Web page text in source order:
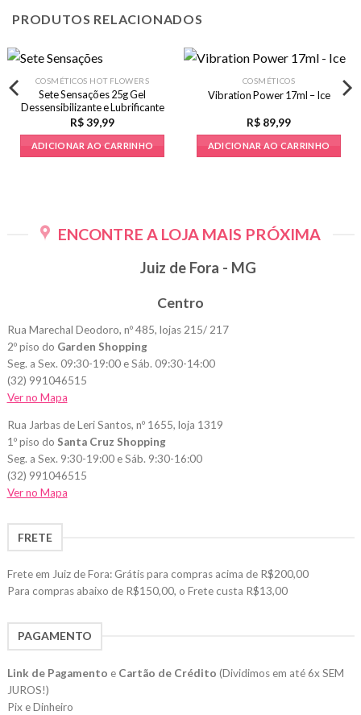
PRODUTOS RELACIONADOS
COSMÉTICOS HOT FLOWERS
Sete Sensações 25g Gel
Dessensibilizante e Lubrificante
R$39,99
ADICIONAR AO CARRINHO
COSMÉTICOS
Vibration Power 17ml – Ice
R$ 89,99
ADICIONAR AO CARRINHO
ENCONTRE A LOJA MAIS PRÓXIMA
Juiz de Fora - MG
Centro
Rua Marechal Deodoro, nº 485, lojas 215/ 217
2º piso do Garden Shopping
Seg. a Sex. 09:30-19:00 e Sáb. 09:30-14:00
(32) 991046515
Ver no Mapa
Rua Jarbas de Leri Santos, nº 1655, loja 1319
1º piso do Santa Cruz Shopping
Seg. a Sex. 9:30-19:00 e Sáb. 9:30-16:00
(32) 991046515
Ver no Mapa
FRETE
Frete em Juiz de Fora: Grátis para compras acima de R$200,00
Para compras abaixo de R$150,00, o Frete custa R$13,00
PAGAMENTO
Link de Pagamento e Cartão de Crédito (Dividimos em até 6x SEM
JUROS!)
Pix e Dinheiro